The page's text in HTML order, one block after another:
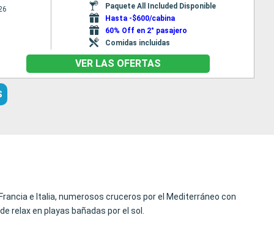
Paquete All Included Disponible
Hasta -$600/cabina
60% Off en 2° pasajero
Comidas incluidas
VER LAS OFERTAS
e Italia, numerosos cruceros por el Mediterráneo con
en playas bañadas por el sol.